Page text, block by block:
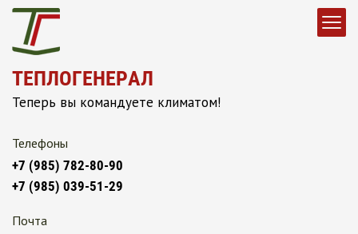
ТЕПЛОГЕНЕРАЛ
Теперь вы командуете климатом!
Телефоны
+7 (985) 782-80-90
+7 (985) 039-51-29
Почта